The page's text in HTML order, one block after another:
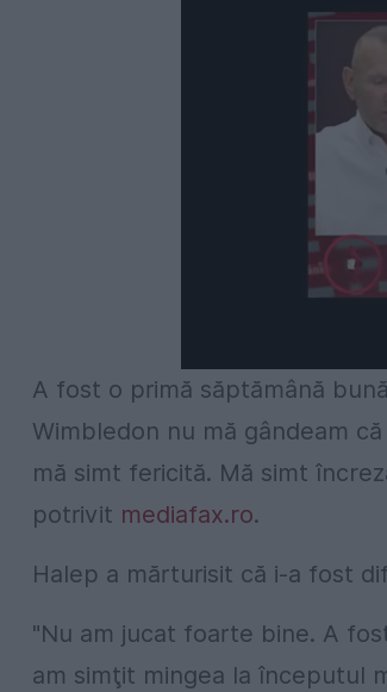
A fost o primă săptămână
Wimbledon nu mă gândeam
mă simt fericită. Mă simt
potrivit mediafax.ro.
Halep a mărturisit că i-a fost
"Nu am jucat foarte bine. A
am simţit mingea la începutul